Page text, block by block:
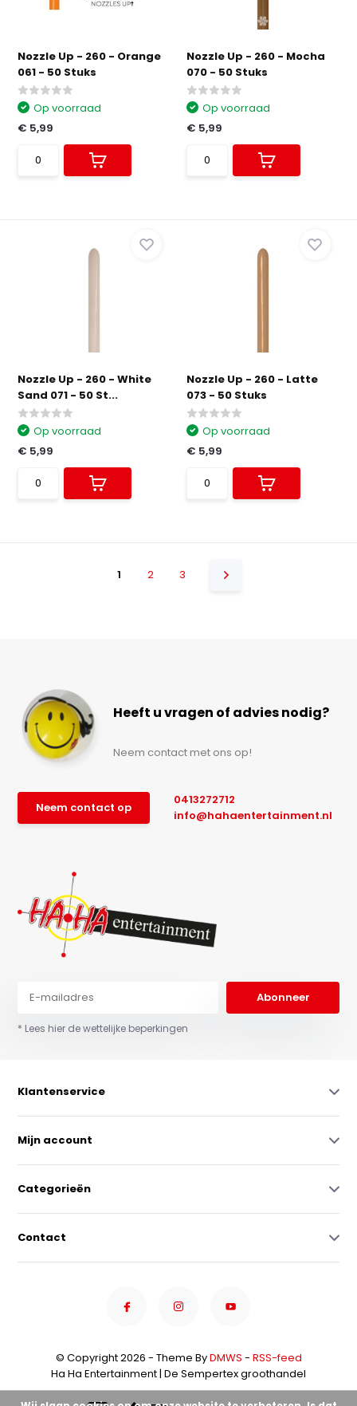
Nozzle Up - 260 - Orange
061 - 50 Stuks
Op voorraad
€ 5,99
Nozzle Up - 260 - Mocha
070 - 50 Stuks
Op voorraad
€ 5,99
Nozzle Up - 260 - White
Sand 071 - 50 St...
Op voorraad
€ 5,99
Nozzle Up - 260 - Latte
073 - 50 Stuks
Op voorraad
€ 5,99
1 2 3
Heeft u vragen of advies nodig?
Neem contact met ons op!
Neem contact op
0413272712
info@hahaentertainment.nl
Abonneer
* Lees hier de wettelijke beperkingen
Klantenservice
Mijn account
Categorieën
Contact
© Copyright 2026 - Theme ByDMWS - RSS-feed
Ha Ha Entertainment | De Sempertex groothandel